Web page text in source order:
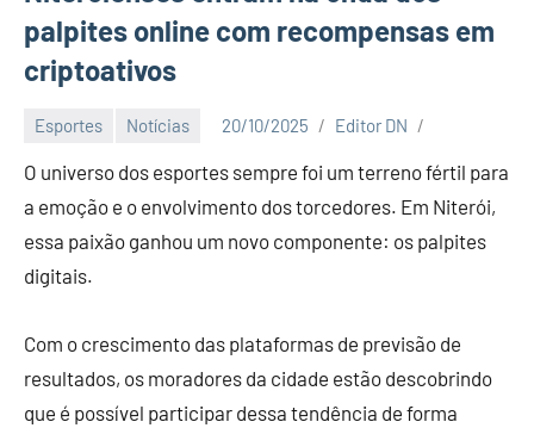
palpites online com recompensas em
criptoativos
Esportes Notícias 20/10/2025 Editor DN
O universo dos esportes sempre foi um terreno fértil para
a emoção e o envolvimento dos torcedores. Em Niterói,
essa paixão ganhou um novo componente: os palpites
digitais.
Com o crescimento das plataformas de previsão de
resultados, os moradores da cidade estão descobrindo
que é possível participar dessa tendência de forma